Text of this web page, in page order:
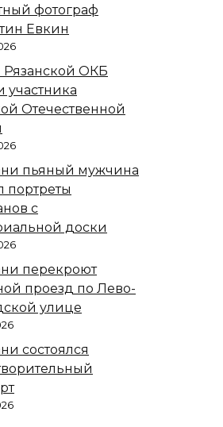
фотограф
Евкин
Рязанской ОКБ
участника
Отечественной
пьяный мужчина
портреты
с
доски
перекроют
проезд по Лево-
улице
состоялся